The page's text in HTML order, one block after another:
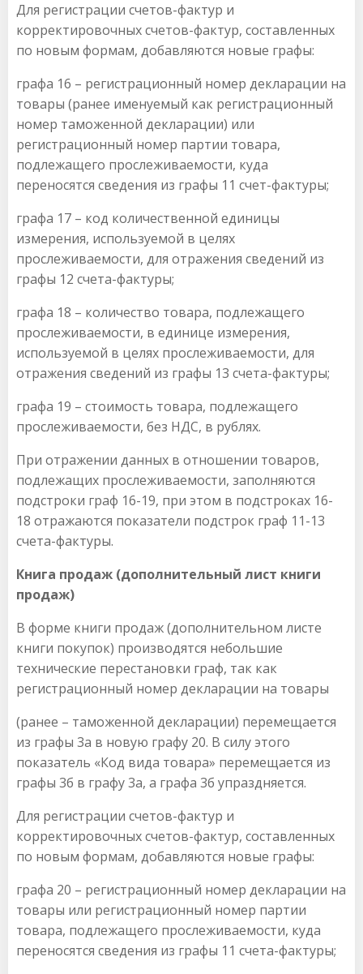
Для регистрации счетов-фактур и
корректировочных счетов-фактур, составленных
по новым формам, добавляются новые графы:
графа 16 – регистрационный номер декларации на
товары (ранее именуемый как регистрационный
номер таможенной декларации) или
регистрационный номер партии товара,
подлежащего прослеживаемости, куда
переносятся сведения из графы 11 счет-фактуры;
графа 17 – код количественной единицы
измерения, используемой в целях
прослеживаемости, для отражения сведений из
графы 12 счета-фактуры;
графа 18 – количество товара, подлежащего
прослеживаемости, в единице измерения,
используемой в целях прослеживаемости, для
отражения сведений из графы 13 счета-фактуры;
графа 19 – стоимость товара, подлежащего
прослеживаемости, без НДС, в рублях.
При отражении данных в отношении товаров,
подлежащих прослеживаемости, заполняются
подстроки граф 16-19, при этом в подстроках 16-
18 отражаются показатели подстрок граф 11-13
счета-фактуры.
Книга продаж (дополнительный лист книги
продаж)
В форме книги продаж (дополнительном листе
книги покупок) производятся небольшие
технические перестановки граф, так как
регистрационный номер декларации на товары
(ранее – таможенной декларации) перемещается
из графы 3а в новую графу 20. В силу этого
показатель «Код вида товара» перемещается из
графы 3б в графу 3а, а графа 3б упраздняется.
Для регистрации счетов-фактур и
корректировочных счетов-фактур, составленных
по новым формам, добавляются новые графы:
графа 20 – регистрационный номер декларации на
товары или регистрационный номер партии
товара, подлежащего прослеживаемости, куда
переносятся сведения из графы 11 счета-фактуры;